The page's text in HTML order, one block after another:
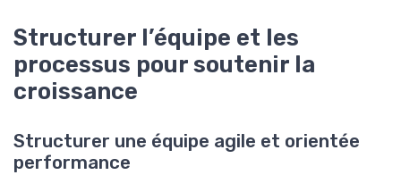
Structurer l’équipe et les
processus pour soutenir la
croissance
Structurer une équipe agile et orientée
performance